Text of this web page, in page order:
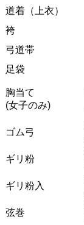
道着（上衣）
袴
弓道帯
足袋
胸当て
(女子のみ)
ゴム弓
ギリ粉
ギリ粉入
弦巻